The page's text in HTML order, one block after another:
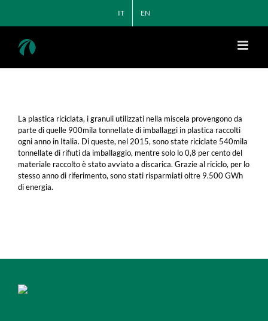
contenuto
IT EN
La plastica riciclata, i granuli utilizzati nella miscela provengono da
parte di quelle 900mila tonnellate di imballaggi in plastica raccolti
ogni anno in Italia. Di queste, nel 2015, sono state riciclate 540mila
tonnellate di rifiuti da imballaggio, mentre solo lo 0,8 per cento del
materiale raccolto è stato avviato a discarica. Grazie al riciclo, per lo
stesso anno di riferimento, sono stati risparmiati oltre 9.500 GWh
di energia.